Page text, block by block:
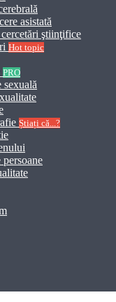
asistată
ştiinţifice
Hot topic
PRO
sexuală
Știați că...?